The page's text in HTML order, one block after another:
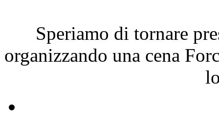
Speriamo di tornare
organizzando una cena